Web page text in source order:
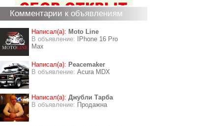
Комментарии к объявлениям
Написал(а): Moto Line
В объявление:
IPhone 16 Pro
Max
Написал(а): Peacemaker
В объявление: Acura MDX
Написал(а): Джубли Тарба
В объявление: Продажна